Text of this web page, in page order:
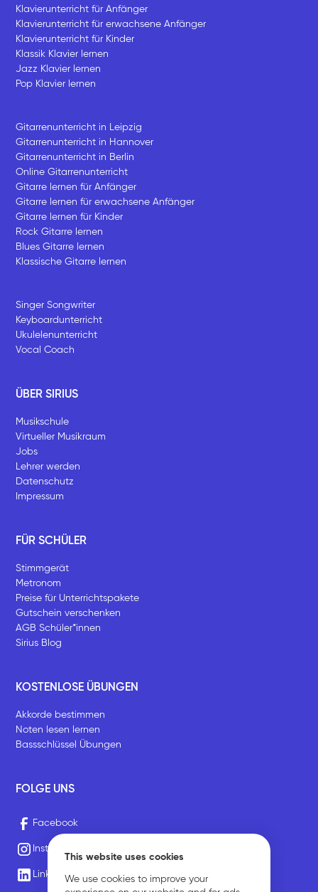
This website uses cookies
We use cookies to improve your
Klavierunterricht für Anfänger
Klavierunterricht für erwachsene Anfänger
Klavierunterricht für Kinder
Klassik Klavier lernen
Jazz Klavier lernen
Pop Klavier lernen
Gitarrenunterricht in Leipzig
Gitarrenunterricht in Hannover
Gitarrenunterricht in Berlin
Online Gitarrenunterricht
Gitarre lernen für Anfänger
Gitarre lernen für erwachsene Anfänger
Gitarre lernen für Kinder
Rock Gitarre lernen
Blues Gitarre lernen
Klassische Gitarre lernen
Singer Songwriter
Keyboardunterricht
Ukulelenunterricht
Vocal Coach
ÜBER SIRIUS
Musikschule
Virtueller Musikraum
Jobs
Lehrer werden
Datenschutz
Impressum
FÜR SCHÜLER
Stimmgerät
Metronom
Preise für Unterrichtspakete
Gutschein verschenken
AGB Schüler*innen
Sirius Blog
KOSTENLOSE ÜBUNGEN
Akkorde bestimmen
Noten lesen lernen
Bassschlüssel Übungen
FOLGE UNS
Facebook
Instagram
LinkedIn